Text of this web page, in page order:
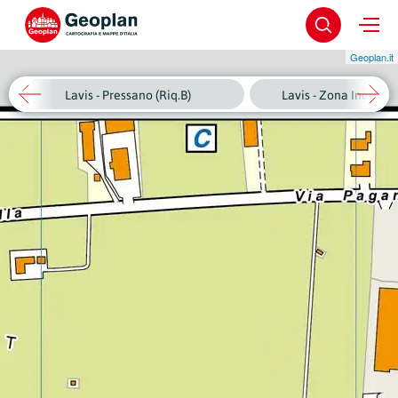
Geoplan.it
Lavis - Pressano (Riq.B) Lavis - Zona